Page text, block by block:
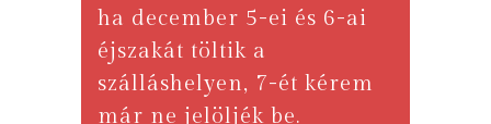
ha december 5-ei és 6-ai
éjszakát töltik a
szálláshelyen, 7-ét kérem
már ne jelöljék be.